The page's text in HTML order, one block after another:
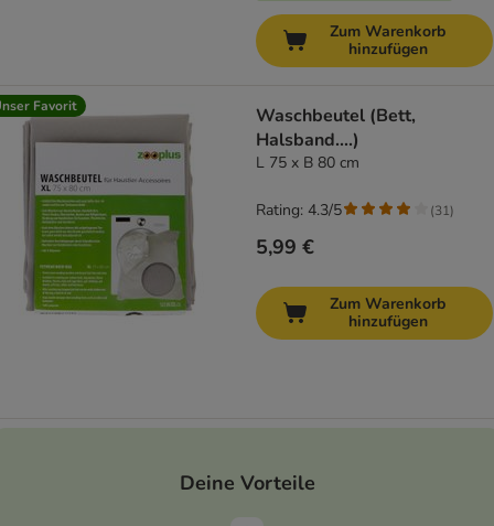
Zum Warenkorb
hinzufügen
Favorit
Waschbeutel (Bett,
Halsband....)
L 75 x B 80 cm
5,99 €
Rating: 4.3/5 (31)
Zum Warenkorb
hinzufügen
Deine Vorteile